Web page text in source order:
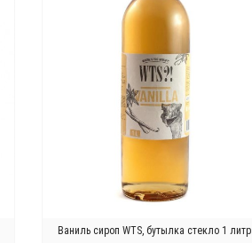
Ваниль сироп WTS, бутылка стекло 1 литр